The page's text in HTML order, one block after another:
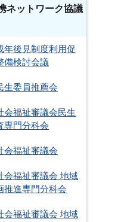
ネットワーク協議
年後見制度利用促
備検討会議
生委員推薦会
会福祉審議会民生
専門分科会
会福祉審議会
会福祉審議会 地域
推進専門分科会
会福祉審議会 地域